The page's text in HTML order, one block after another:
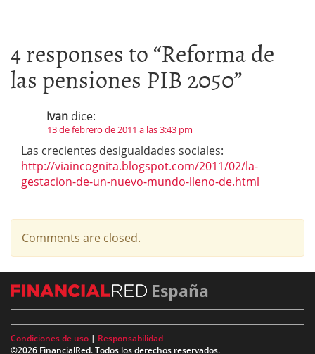
4 responses to “Reforma de
las pensiones PIB 2050”
Ivan dice:
13 de febrero de 2011 a las 3:43 pm
Las crecientes desigualdades sociales:
http://viaincognita.blogspot.com/2011/02/la-
gestacion-de-un-nuevo-mundo-lleno-de.html
Comments are closed.
España
Condiciones de uso | Responsabilidad
©2026 FinancialRed. Todos los derechos reservados.